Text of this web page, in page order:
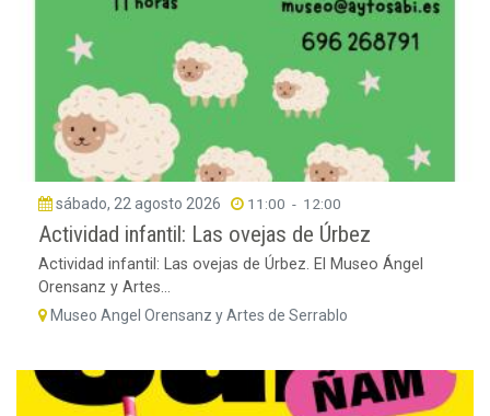
sábado, 22 agosto 2026 11:00 - 12:00
Actividad infantil: Las ovejas de Úrbez
Actividad infantil: Las ovejas de Úrbez. El Museo Ángel
Orensanz y Artes...
Museo Angel Orensanz y Artes de Serrablo